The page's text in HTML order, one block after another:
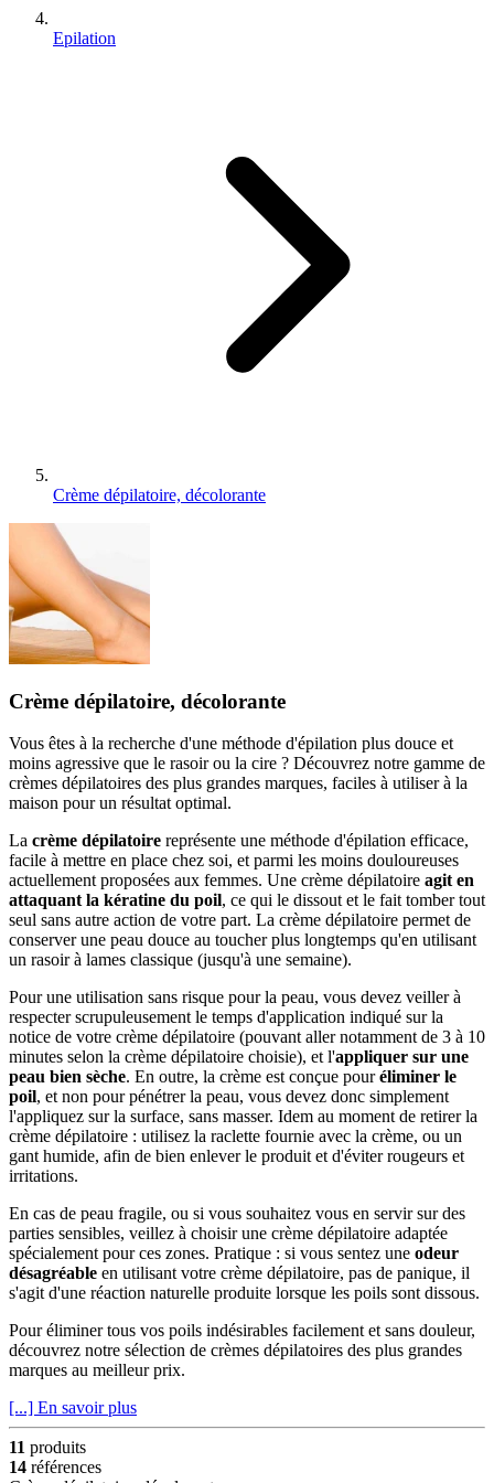
Epilation
Crème dépilatoire, décolorante
Crème dépilatoire, décolorante
Vous êtes à la recherche d'une méthode d'épilation plus douce et
moins agressive que le rasoir ou la cire ? Découvrez notre gamme de
crèmes dépilatoires des plus grandes marques, faciles à utiliser à la
maison pour un résultat optimal.
La crème dépilatoire représente une méthode d'épilation efficace,
facile à mettre en place chez soi, et parmi les moins douloureuses
actuellement proposées aux femmes. Une crème dépilatoire agit en
attaquant la kératine du poil, ce qui le dissout et le fait tomber tout
seul sans autre action de votre part. La crème dépilatoire permet de
conserver une peau douce au toucher plus longtemps qu'en utilisant
un rasoir à lames classique (jusqu'à une semaine).
Pour une utilisation sans risque pour la peau, vous devez veiller à
respecter scrupuleusement le temps d'application indiqué sur la
notice de votre crème dépilatoire (pouvant aller notamment de 3 à 10
minutes selon la crème dépilatoire choisie), et l'appliquer sur une
peau bien sèche. En outre, la crème est conçue pouréliminer le
poil, et non pour pénétrer la peau, vous devez donc simplement
l'appliquez sur la surface, sans masser. Idem au moment de retirer la
crème dépilatoire : utilisez la raclette fournie avec la crème, ou un
gant humide, afin de bien enlever le produit et d'éviter rougeurs et
irritations.
En cas de peau fragile, ou si vous souhaitez vous en servir sur des
parties sensibles, veillez à choisir une crème dépilatoire adaptée
spécialement pour ces zones. Pratique : si vous sentez une odeur
désagréable en utilisant votre crème dépilatoire, pas de panique, il
s'agit d'une réaction naturelle produite lorsque les poils sont dissous.
Pour éliminer tous vos poils indésirables facilement et sans douleur,
découvrez notre sélection de crèmes dépilatoires des plus grandes
marques au meilleur prix.
[...] En savoir plus
11 produits
14 références